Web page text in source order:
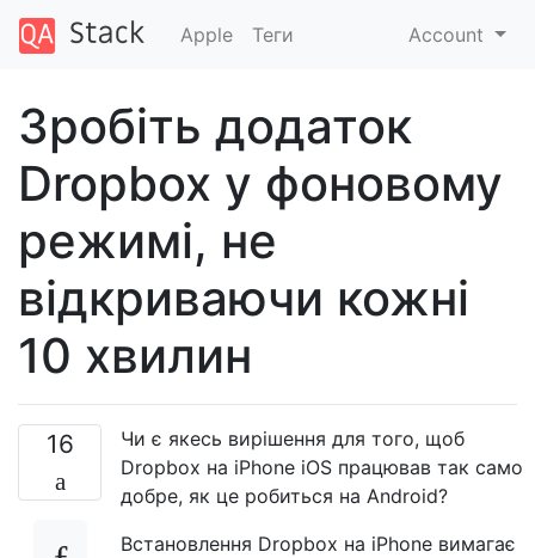
Apple Теги Account
Зробіть додаток
Dropbox у фоновому
режимі, не
відкриваючи кожні
10 хвилин
16
Чи є якесь вирішення для того, щоб
Dropbox на iPhone iOS працював так само
добре, як це робиться на Android?
Встановлення Dropbox на iPhone вимагає